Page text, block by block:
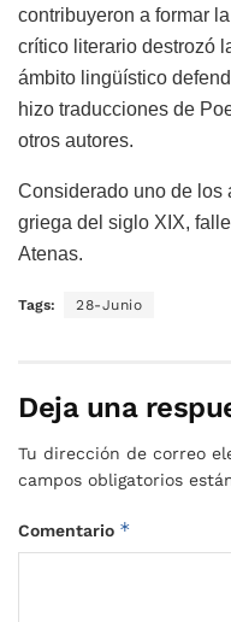
contribuyeron a formar
crítico literario destrozó
ámbito lingüístico
hizo traducciones de
otros autores.
Considerado uno de los
griega del siglo XIX,
Atenas.
Tags: 28-Junio
Deja una
Tu dirección de correo
campos obligatorios
Comentario *